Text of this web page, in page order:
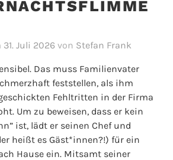
31. Juli 2026 von Stefan Frank
Das muss Familienvater
feststellen, als ihm
Fehltritten in der Firma
Um zu beweisen, dass er kein
ist, lädt er seinen Chef und
heißt es Gäst*innen?!) für ein
Hause ein. Mitsamt seiner